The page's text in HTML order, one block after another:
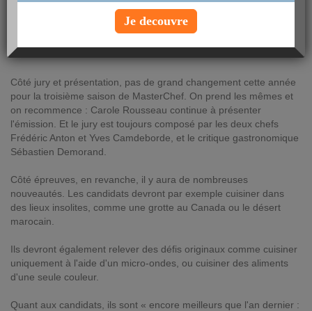
à l'automne en prime time. Une troisième saison sous le signe de
nombreuses nouveautés...
Vendredi 6 juillet 2012 à 8:30 |Info Cuisine
Côté jury et présentation, pas de grand changement cette année
pour la troisième saison de MasterChef. On prend les mêmes et
on recommence : Carole Rousseau continue à présenter
l'émission. Et le jury est toujours composé par les deux chefs
Frédéric Anton et Yves Camdeborde, et le critique gastronomique
Sébastien Demorand.
Côté épreuves, en revanche, il y aura de nombreuses
nouveautés. Les candidats devront par exemple cuisiner dans
des lieux insolites, comme une grotte au Canada ou le désert
marocain.
Ils devront également relever des défis originaux comme cuisiner
uniquement à l'aide d'un micro-ondes, ou cuisiner des aliments
d'une seule couleur.
Quant aux candidats, ils sont « encore meilleurs que l'an dernier :
Je decouvre